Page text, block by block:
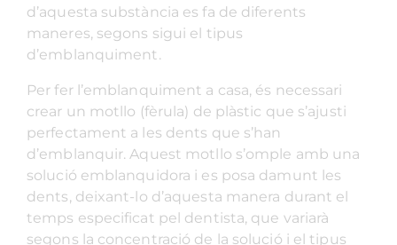
d’aquesta substància es fa de diferents
maneres, segons sigui el tipus
d’emblanquiment.
Per fer l’emblanquiment a casa, és necessari
crear un motllo (fèrula) de plàstic que s’ajusti
perfectament a les dents que s’han
d’emblanquir. Aquest motllo s’omple amb una
solució emblanquidora i es posa damunt les
dents, deixant-lo d’aquesta manera durant el
temps especificat pel dentista, que variarà
segons la concentració de la solució i el tipus